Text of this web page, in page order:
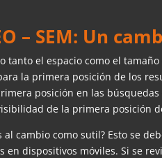
– SEM: Un
tanto el espacio como el
la primera posición de los
posición en las
de la primera posición
cambio como sutil? Esto se
dispositivos móviles. Si se